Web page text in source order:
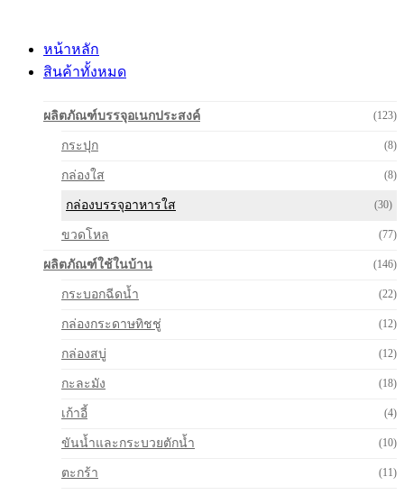
contentหน้าหลัก
สินค้าทั้งหมด
ผลิตภัณฑ์บรรจุอเนกประสงค์ (123)
กระปุก (8)
กล่องใส (8)
กล่องบรรจุอาหารใส (30)
ขวดโหล (77)
ผลิตภัณฑ์ใช้ในบ้าน (146)
กระบอกฉีดน้ำ (22)
กล่องกระดาษทิชชู่ (12)
กล่องสบู่ (12)
กะละมัง (18)
เก้าอี้ (4)
ขันน้ำและกระบวยตักน้ำ (10)
ตะกร้า (11)